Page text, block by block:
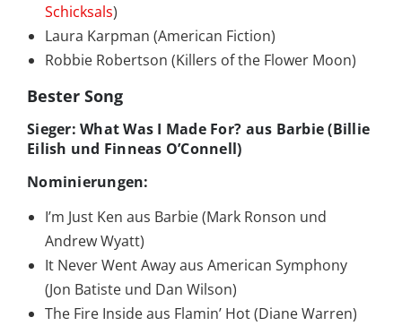
Schicksals)
Laura Karpman (American Fiction)
Robbie Robertson (Killers of the Flower Moon)
Bester Song
Sieger: What Was I Made For? aus Barbie (Billie
Eilish und Finneas O’Connell)
Nominierungen:
I’m Just Ken aus Barbie (Mark Ronson und
Andrew Wyatt)
It Never Went Away aus American Symphony
(Jon Batiste und Dan Wilson)
The Fire Inside aus Flamin’ Hot (Diane Warren)